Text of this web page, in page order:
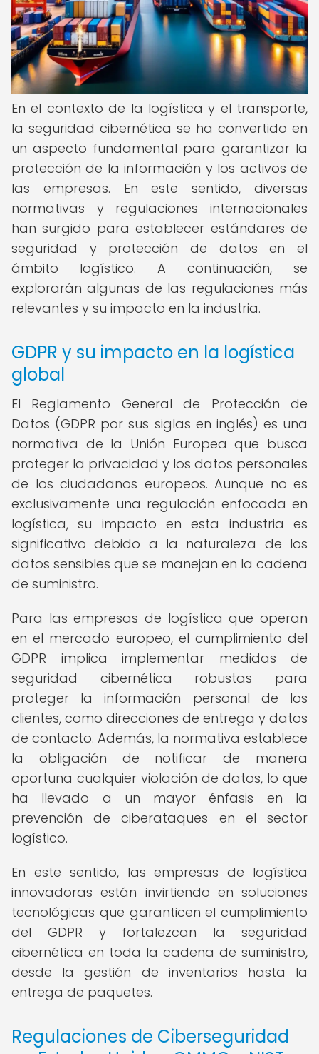
En el contexto de la logística y el transporte,
la seguridad cibernética se ha convertido en
un aspecto fundamental para garantizar la
protección de la información y los activos de
las empresas. En este sentido, diversas
normativas y regulaciones internacionales
han surgido para establecer estándares de
seguridad y protección de datos en el
ámbito logístico. A continuación, se
explorarán algunas de las regulaciones más
relevantes y su impacto en la industria.
GDPR y su impacto en la logística
global
El Reglamento General de Protección de
Datos (GDPR por sus siglas en inglés) es una
normativa de la Unión Europea que busca
proteger la privacidad y los datos personales
de los ciudadanos europeos. Aunque no es
exclusivamente una regulación enfocada en
logística, su impacto en esta industria es
significativo debido a la naturaleza de los
datos sensibles que se manejan en la cadena
de suministro.
Para las empresas de logística que operan
en el mercado europeo, el cumplimiento del
GDPR implica implementar medidas de
seguridad cibernética robustas para
proteger la información personal de los
clientes, como direcciones de entrega y datos
de contacto. Además, la normativa establece
la obligación de notificar de manera
oportuna cualquier violación de datos, lo que
ha llevado a un mayor énfasis en la
prevención de ciberataques en el sector
logístico.
En este sentido, las empresas de logística
innovadoras están invirtiendo en soluciones
tecnológicas que garanticen el cumplimiento
del GDPR y fortalezcan la seguridad
cibernética en toda la cadena de suministro,
desde la gestión de inventarios hasta la
entrega de paquetes.
Regulaciones de Ciberseguridad